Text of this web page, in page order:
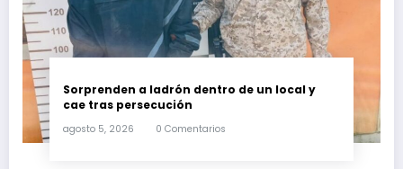
Sorprenden a ladrón dentro de un local y
cae tras persecución
agosto 5, 2026 0 Comentarios